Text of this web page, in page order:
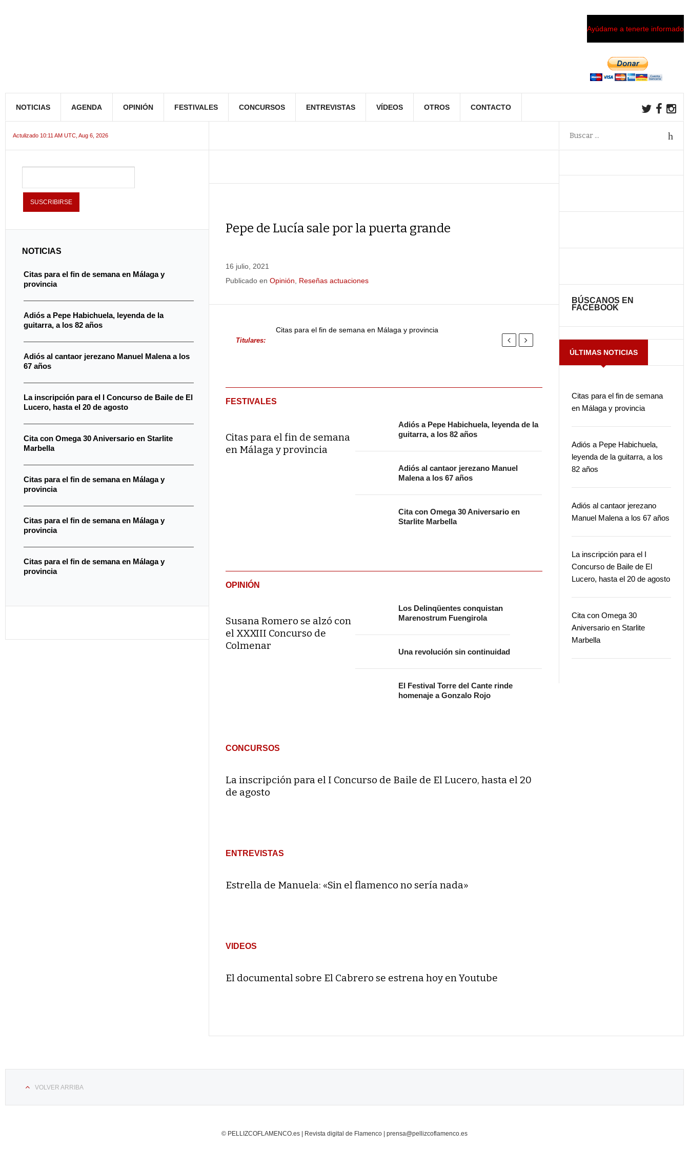
Ayúdame a tenerte informado
NOTICIAS AGENDA OPINIÓN FESTIVALES CONCURSOS ENTREVISTAS VÍDEOS OTROS CONTACTO
Actulizado 10:11 AM UTC, Aug 6, 2026
Pepe de Lucía sale por la puerta grande
16 julio, 2021
Publicado enOpinión Reseñas actuaciones
Titulares:
Citas para el fin de semana en Málaga y provincia
FESTIVALES
Citas para el fin de semana
en Málaga y provincia
Adiós a Pepe Habichuela, leyenda de la
guitarra, a los 82 años
Adiós al cantaor jerezano Manuel
Malena a los 67 años
Cita con Omega 30 Aniversario en
Starlite Marbella
OPINIÓN
Susana Romero se alzó con
el XXXIII Concurso de
Colmenar
Los Delinqüentes conquistan
Marenostrum Fuengirola
Una revolución sin continuidad
El Festival Torre del Cante rinde
homenaje a Gonzalo Rojo
CONCURSOS
La inscripción para el I Concurso de Baile de El Lucero, hasta el 20
de agosto
ENTREVISTAS
Estrella de Manuela: «Sin el flamenco no sería nada»
VIDEOS
El documental sobre El Cabrero se estrena hoy en Youtube
BÚSCANOS EN
FACEBOOK
ÚLTIMAS NOTICIAS
Citas para el fin de semana
en Málaga y provincia
Adiós a Pepe Habichuela,
leyenda de la guitarra, a los
82 años
Adiós al cantaor jerezano
Manuel Malena a los 67 años
La inscripción para el I
Concurso de Baile de El
Lucero, hasta el 20 de agosto
Cita con Omega 30
Aniversario en Starlite
Marbella
NOTICIAS
Citas para el fin de semana en Málaga y
provincia
Adiós a Pepe Habichuela, leyenda de la
guitarra, a los 82 años
Adiós al cantaor jerezano Manuel Malena a los
67 años
La inscripción para el I Concurso de Baile de El
Lucero, hasta el 20 de agosto
Cita con Omega 30 Aniversario en Starlite
Marbella
Citas para el fin de semana en Málaga y
provincia
Citas para el fin de semana en Málaga y
provincia
Citas para el fin de semana en Málaga y
provincia
VOLVER ARRIBA
© PELLIZCOFLAMENCO.es | Revista digital de Flamenco | prensa@pellizcoflamenco.es